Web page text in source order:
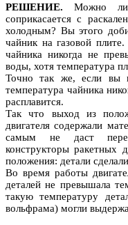
РЕШЕНИЕ. Можно ли
соприкасается с
холодным? Вы этого
чайник на газовой
чайника никогда не
воды, хотя температура
Точно так же, если вы
температура чайника
расплавится.
Так что выход из
двигателя содержали
самым не даст
конструкторы ракетных
положения: детали
Во время работы
деталей не превышала
такую температуру
вольфрама) могли